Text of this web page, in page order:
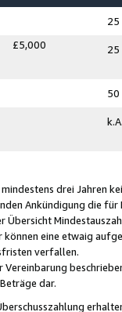
25
£5,000 25
50
drei Jahren
Ankündigung die
Übersicht
eine etwaig
verfallen.
Vereinbarung
dar.